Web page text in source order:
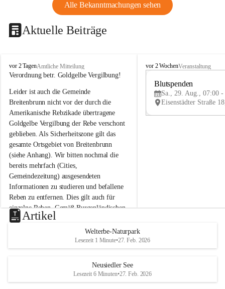
Alle Bekanntmachungen sehen
Aktuelle Beiträge
B
r
i
t
e
n
b
r
u
n
n
a
m
N
e
u
s
d
S
vor 2 TagenAmtliche Mitteilung
Verordnung betr. Goldgelbe Vergilbung!
Leider ist auch die Gemeinde
Breitenbrunn nicht vor der durch die
Amerikanische Rebzikade übertragene
Goldgelbe Vergilbung der Rebe verschont
geblieben. Als Sicherheitszone gilt das
gesamte Ortsgebiet von Breitenbrunn
(siehe Anhang). Wir bitten nochmal die
bereits mehrfach (Cities,
Gemeindezeitung) ausgesendeten
Informationen zu studieren und befallene
Reben zu entfernen. Dies gilt auch für
einzelne Reben. Gemäß Burgenländischen
Weinbaugesetz sind nicht gepflegte oder
unzulässige Weingärten zu roden! Bitte
helfen wir zusammen um unsere Winzer
vor den prognostizierten Ernteausfällen
und den daraus folgenden wirtschaftlichen
B
e
u
e
d
r
S
vor 2 WochenVeranstaltung
Blutspenden
Sa., 29. Aug., 07:00 -
Artikel
Welterbe-Naturpark
Lesezeit 1 Minute•27. Feb. 2026
Neusiedler See
Lesezeit 6 Minuten•27. Feb. 2026